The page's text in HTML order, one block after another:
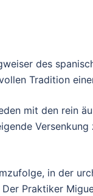
des
Tradition
mit den rein
in der
Praktiker